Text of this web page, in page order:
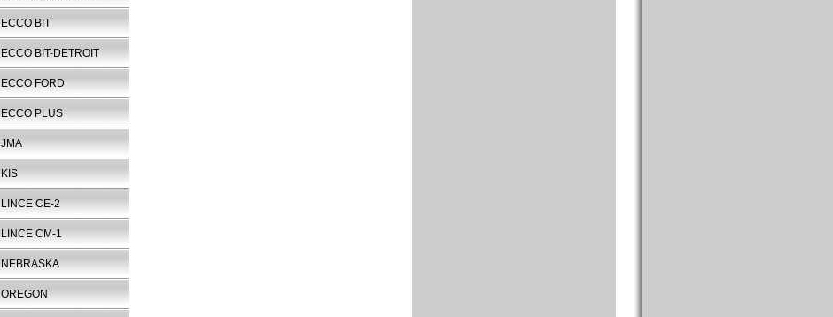
ECCO BIT
ECCO BIT-DETROIT
ECCO FORD
ECCO PLUS
JMA
KIS
LINCE CE-2
LINCE CM-1
NEBRASKA
OREGON